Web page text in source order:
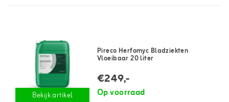
Bekijk artikel
Pireco Herfomyc Bladziekten
Vloeibaar 20 liter
€249,-
Op voorraad